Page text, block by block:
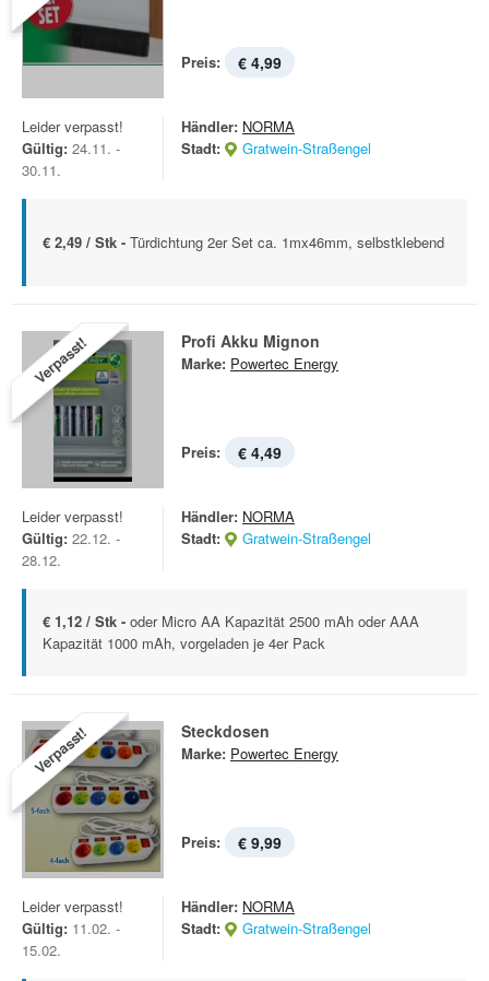
Preis: € 4,99
Leider verpasst!
Gültig: 24.11. -
30.11.
Händler: NORMA
Stadt:
Gratwein-Straßengel
€ 2,49 / Stk - Türdichtung 2er Set ca. 1mx46mm, selbstklebend
Verpasst! Profi Akku Mignon
Marke: Powertec Energy
Preis: € 4,49
Leider verpasst!
Gültig: 22.12. -
28.12.
Händler: NORMA
Stadt:
Gratwein-Straßengel
€ 1,12 / Stk - oder Micro AA Kapazität 2500 mAh oder AAA
Kapazität 1000 mAh, vorgeladen je 4er Pack
Verpasst! Steckdosen
Marke: Powertec Energy
Preis: € 9,99
Leider verpasst!
Gültig: 11.02. -
15.02.
Händler: NORMA
Stadt:
Gratwein-Straßengel